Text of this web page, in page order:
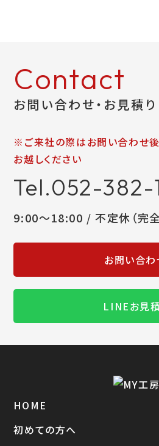
Contact
お問い合わせ・お見積り
※ご来社の際はお問い合わせ後
お越しください
Tel.052-382-
9:00～18:00 / 不定休（完全
お問い合わ
LINEお見
HOME
初めての方へ